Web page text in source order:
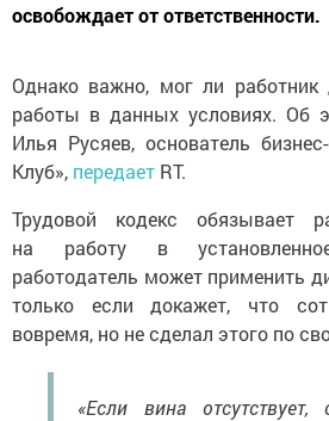
освобождает от ответственности.
Однако важно, мог ли работник
работы в данных условиях. Об
Илья Русяев, основатель
Клуб», передает RT.
Трудовой кодекс обязывает
на работу в
работодатель может применить
только если докажет, что
вовремя, но не сделал этого по
«Если вина отсутствует,